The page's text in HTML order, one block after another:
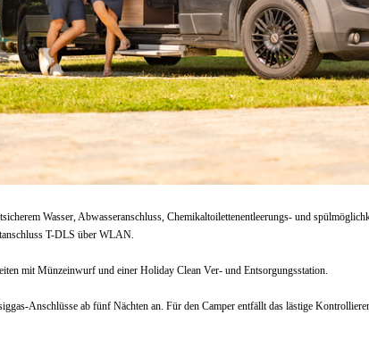
Wasser, Abwasseranschluss, Chemikaltoilettenentleerungs- und
T-DLS über WLAN.
mit Münzeinwurf und einer Holiday Clean Ver- und Entsorgungsstation.
Anschlüsse ab fünf Nächten an. Für den Camper entfällt das lästige